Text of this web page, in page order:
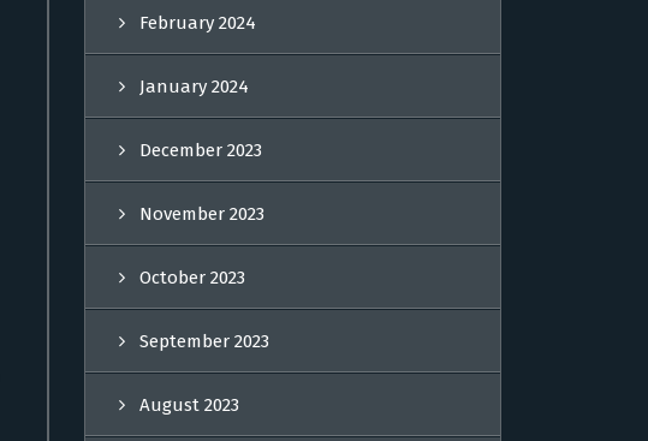
February 2024
January 2024
December 2023
November 2023
October 2023
September 2023
August 2023